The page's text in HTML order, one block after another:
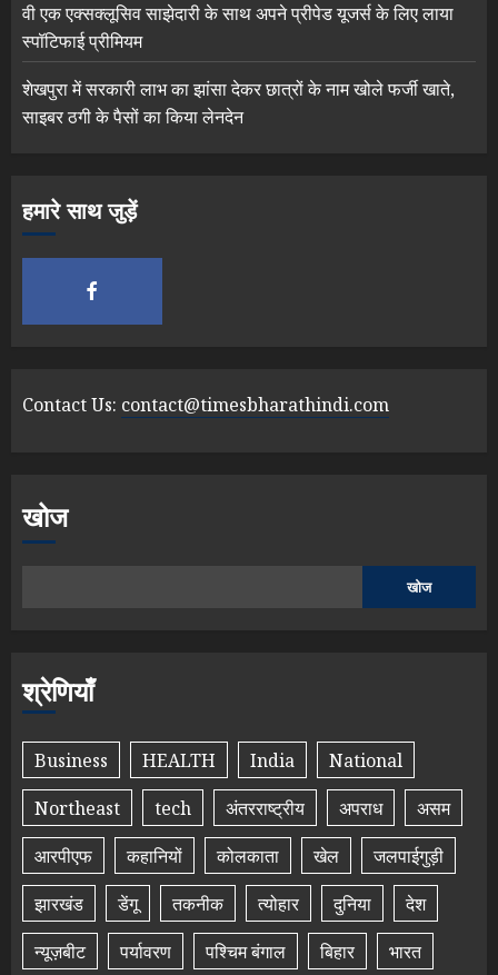
वी एक एक्सक्लूसिव साझेदारी के साथ अपने प्रीपेड यूजर्स के लिए लाया
स्पॉटिफाई प्रीमियम
शेखपुरा में सरकारी लाभ का झांसा देकर छात्रों के नाम खोले फर्जी खाते,
साइबर ठगी के पैसों का किया लेनदेन
हमारे साथ जुड़ें
Contact Us: contact@timesbharathindi.com
खोज
खोज
श्रेणियाँ
Business HEALTH India
National
Northeast
tech अंतरराष्ट्रीय अपराध
असम
आरपीएफ
कहानियों कोलकाता खेल
जलपाईगुड़ी
झारखंड
डेंगू तकनीक त्योहार दुनिया
देश
न्यूज़बीट
पर्यावरण पश्चिम बंगाल बिहार भारत